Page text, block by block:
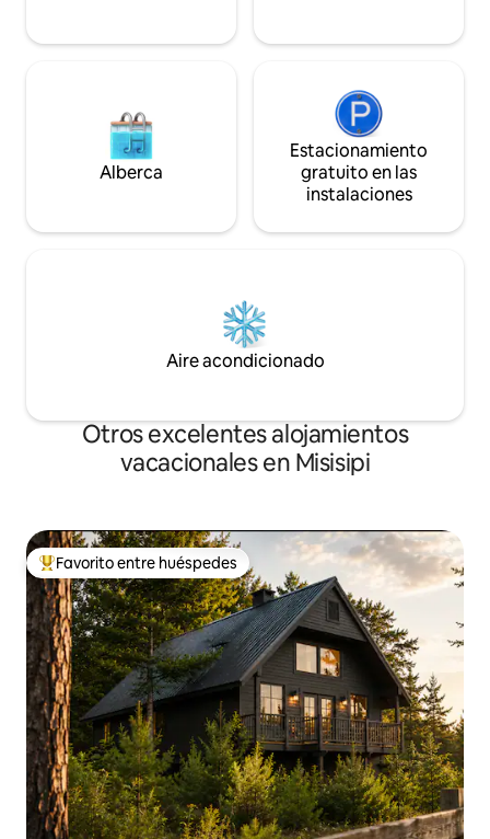
Alberca
Estacionamiento
gratuito en las
instalaciones
Aire acondicionado
Otros excelentes alojamientos
vacacionales en Misisipi
De los mejores en Favorito entre huéspedes
Favorito entre huéspedes